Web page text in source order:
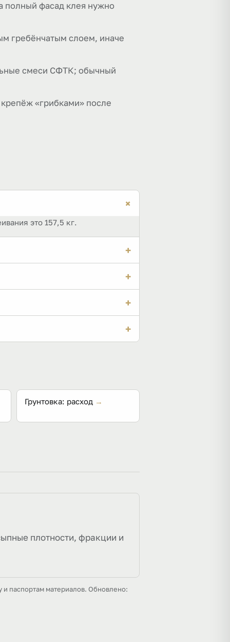
полный фасад клея нужно
гребёнчатым слоем, иначе
смеси СФТК; обычный
«грибками» после
+
это 157,5 кг.
+
+
+
+
Грунтовка: расход →
плотности, фракции и
паспортам материалов. Обновлено: